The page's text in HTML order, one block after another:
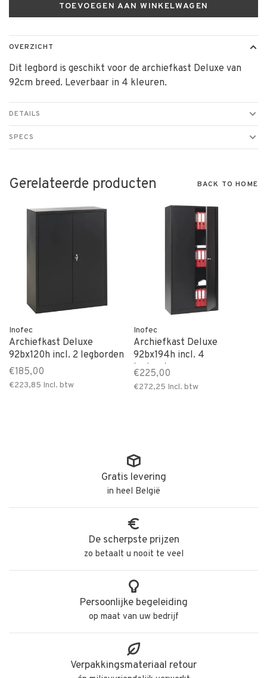
TOEVOEGEN AAN WINKELWAGEN
OVERZICHT
Dit legbord is geschikt voor de archiefkast Deluxe van
92cm breed. Leverbaar in 4 kleuren.
DETAILS
SPECS
Gerelateerde producten BACK TO HOME
Inofec
Archiefkast Deluxe
92bx120h incl. 2 legborden
€185,00
€223,85 Incl. btw
Inofec
Archiefkast Deluxe
92bx194h incl. 4
legborden
€225,00
€272,25 Incl. btw
Gratis levering
in heel België
De scherpste prijzen
zo betaalt u nooit te veel
Persoonlijke begeleiding
op maat van uw bedrijf
Verpakkingsmateriaal retour